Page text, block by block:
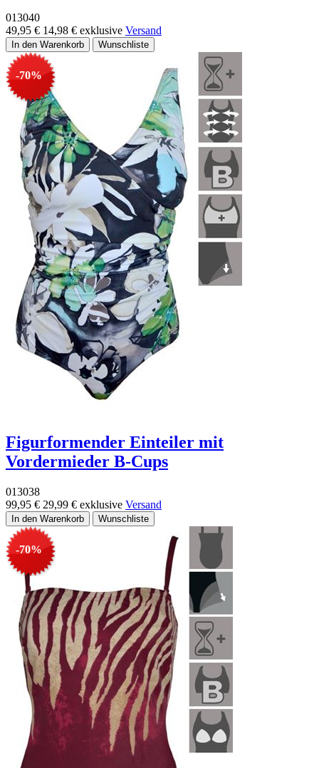
013040
49,95 € 14,98 € exklusive Versand
-70%
Figurformender Einteiler mit
Vordermieder B-Cups
013038
99,95 € 29,99 € exklusive Versand
-70%